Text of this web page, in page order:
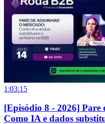
1:03:15
[Episódio 8 - 2026]
Como IA e dados